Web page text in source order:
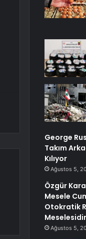
George
Takım
Kılıyor
Ağustos 5,
Özgür
Mesele
Otokratik
Meselesidir
Ağustos 5,